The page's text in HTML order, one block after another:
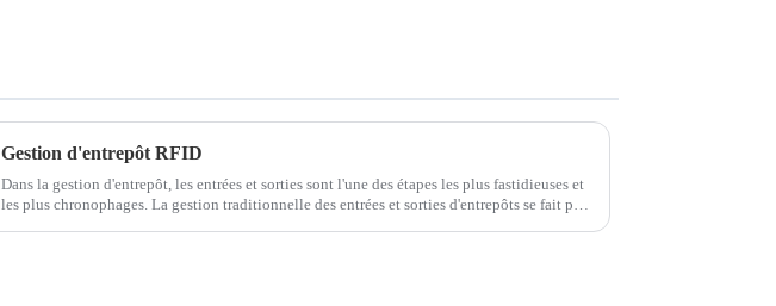
Gestion d'entrepôt RFID
Dans la gestion d'entrepôt, les entrées et sorties sont l'une des étapes les plus fastidieuses et
les plus chronophages. La gestion traditionnelle des entrées et sorties d'entrepôts se fait par